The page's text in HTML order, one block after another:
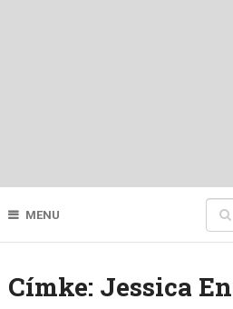
MENU
Címke: Jessica